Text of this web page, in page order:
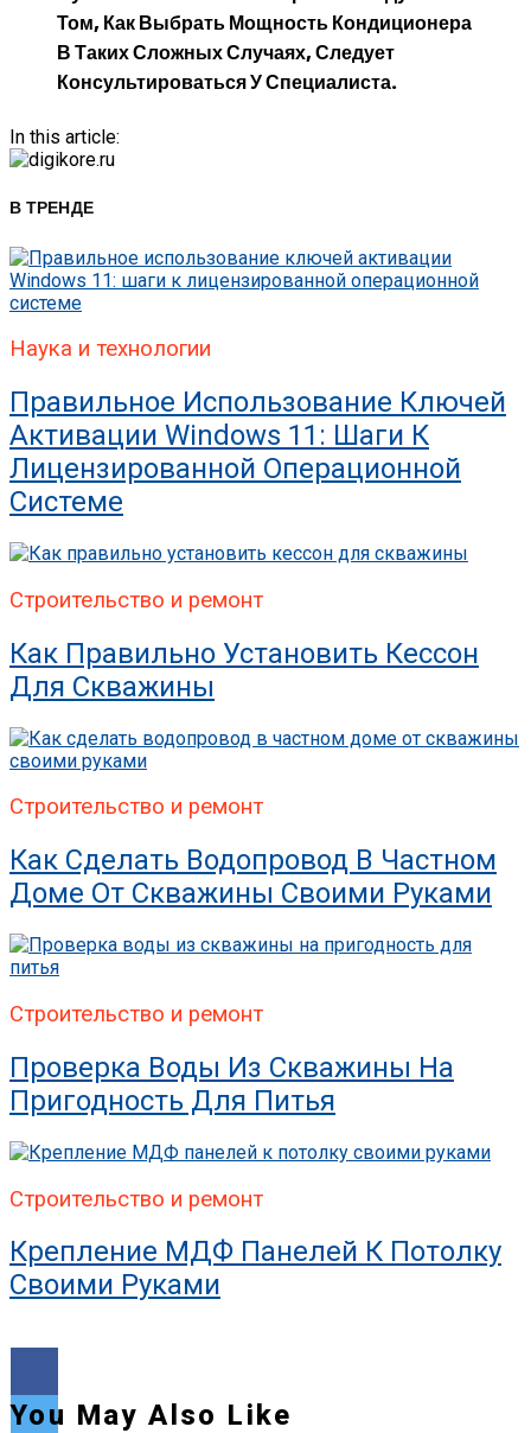
Том, Как Выбрать Мощность Кондиционера
В Таких Сложных Случаях, Следует
Консультироваться У Специалиста.
In this article:
В ТРЕНДЕ
Наука и технологии
Правильное Использование Ключей
Активации Windows 11: Шаги К
Лицензированной Операционной
Системе
Строительство и ремонт
Как Правильно Установить Кессон
Для Скважины
Строительство и ремонт
Как Сделать Водопровод В Частном
Доме От Скважины Своими Руками
Строительство и ремонт
Проверка Воды Из Скважины На
Пригодность Для Питья
Строительство и ремонт
Крепление МДФ Панелей К Потолку
Своими Руками
You May Also Like